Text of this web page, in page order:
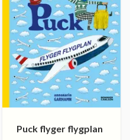
Puck flyger flygplan